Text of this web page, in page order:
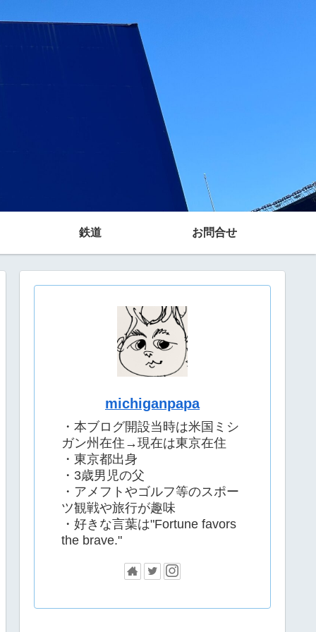
鉄道 お問合せ
michiganpapa
・本ブログ開設当時は米国ミシ
ガン州在住→現在は東京在住
・東京都出身
・3歳男児の父
・アメフトやゴルフ等のスポー
ツ観戦や旅行が趣味
・好きな言葉は"Fortune favors
the brave."